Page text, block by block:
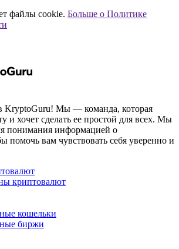
файлы cookie. Больше о Политике
KryptoGuru! Мы — команда, которая
и хочет сделать ее простой для всех. Мы
понимания информацией о
помочь вам чувствовать себя уверенно и
криптовалют
кошельки
биржи